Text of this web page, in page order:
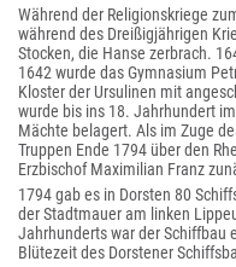
Während der Religionskriege
während des Dreißigjährigen
Stocken, die Hanse zerbrach.
1642 wurde das Gymnasium
Kloster der Ursulinen mit
wurde bis ins 18. Jahrhundert
Mächte belagert. Als im Zuge
Truppen Ende 1794 über den
Erzbischof Maximilian Franz
1794 gab es in Dorsten 80
der Stadtmauer am linken
Jahrhunderts war der Schiffbau
Blütezeit des Dorstener